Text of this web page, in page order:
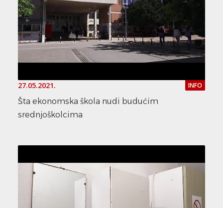
27.05.2021. INFO
Šta ekonomska škola nudi budućim
srednjoškolcima